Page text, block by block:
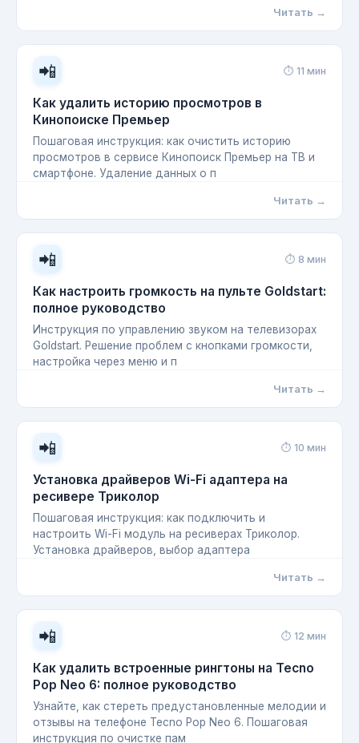
Читать →
📲 ⏱ 11 мин
Как удалить историю просмотров в
Кинопоиске Премьер
Пошаговая инструкция: как очистить историю
просмотров в сервисе Кинопоиск Премьер на ТВ и
смартфоне. Удаление данных о п
Читать →
📲 ⏱ 8 мин
Как настроить громкость на пульте Goldstart:
полное руководство
Инструкция по управлению звуком на телевизорах
Goldstart. Решение проблем с кнопками громкости,
настройка через меню и п
Читать →
📲 ⏱ 10 мин
Установка драйверов Wi-Fi адаптера на
ресивере Триколор
Пошаговая инструкция: как подключить и
настроить Wi-Fi модуль на ресиверах Триколор.
Установка драйверов, выбор адаптера
Читать →
📲 ⏱ 12 мин
Как удалить встроенные рингтоны на Tecno
Pop Neo 6: полное руководство
Узнайте, как стереть предустановленные мелодии и
отзывы на телефоне Tecno Pop Neo 6. Пошаговая
инструкция по очистке пам